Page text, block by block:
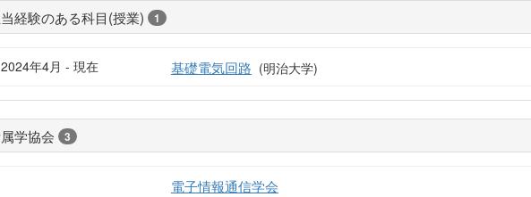
経験のある科目(授業) 1
2024年4月 - 現在 基礎電気回路 (明治大学)
学協会 3
電子情報通信学会